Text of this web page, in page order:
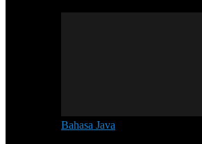
Bahasa Java